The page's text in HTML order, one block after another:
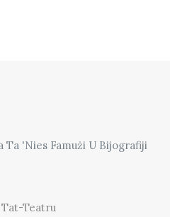
Ta 'Nies Famużi U Bijografiji
Teatru